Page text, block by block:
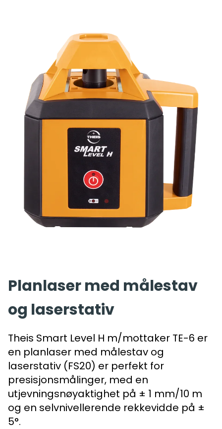
Planlaser med målestav
og laserstativ
Theis Smart Level H m/mottaker TE-6 er
en planlaser med målestav og
laserstativ (FS20) er perfekt for
presisjonsmålinger, med en
utjevningsnøyaktighet på ± 1 mm/10 m
og en selvnivellerende rekkevidde på ±
5°.